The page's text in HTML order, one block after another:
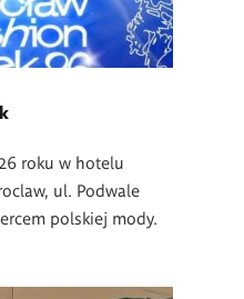
roku w hotelu
ul. Podwale
polskiej mody.